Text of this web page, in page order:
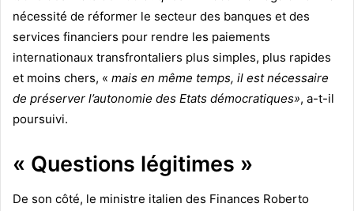
nécessité de réformer le secteur des banques et des
services financiers pour rendre les paiements
internationaux transfrontaliers plus simples, plus rapides
et moins chers, « mais en même temps, il est nécessaire
de préserver l’autonomie des Etats démocratiques», a-t-il
poursuivi.
« Questions légitimes »
De son côté, le ministre italien des Finances Roberto